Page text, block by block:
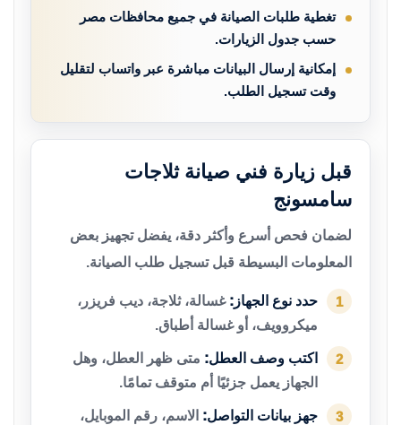
تغطية طلبات الصيانة في جميع محافظات مصر
حسب جدول الزيارات.
إمكانية إرسال البيانات مباشرة عبر واتساب لتقليل
وقت تسجيل الطلب.
قبل زيارة فني صيانة ثلاجات
سامسونج
لضمان فحص أسرع وأكثر دقة، يفضل تجهيز بعض
المعلومات البسيطة قبل تسجيل طلب الصيانة.
1 حدد نوع الجهاز: غسالة، ثلاجة، ديب فريزر،
ميكروويف، أو غسالة أطباق.
2 اكتب وصف العطل: متى ظهر العطل، وهل
الجهاز يعمل جزئيًا أم متوقف تمامًا.
3 جهز بيانات التواصل: الاسم، رقم الموبايل،